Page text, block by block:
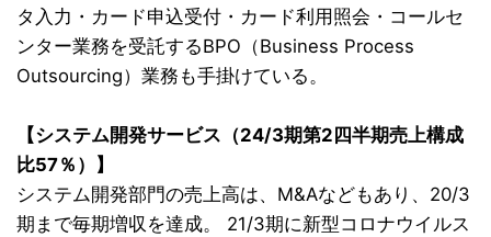
タ入力・カード申込受付・カード利用照会・コールセ
ンター業務を受託するBPO（Business Process
Outsourcing）業務も手掛けている。
【システム開発サービス（24/3期第2四半期売上構成
比57％）】
システム開発部門の売上高は、M&Aなどもあり、20/3
期まで毎期増収を達成。 21/3期に新型コロナウイルス